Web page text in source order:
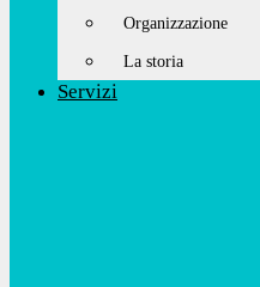
Organizzazione
La storia
Servizi